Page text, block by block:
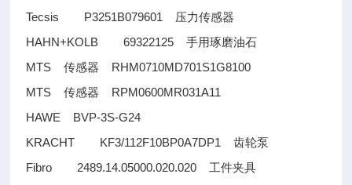
Tecsis P3251B079601 压力传感器
HAHN+KOLB 69322125手用琢磨油石
MTS传感器
RHM0710MD701S1G8100
MTS传感器
RPM0600MR031A11
HAWE BVP-3S-G24
KRACHT KF3/112F10BP0A7DP1齿轮泵
Fibro 2489.14.05000.020.020 工件夹具